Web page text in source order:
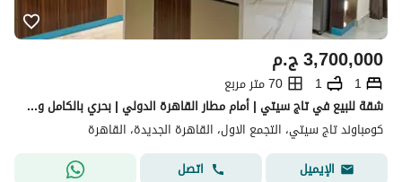
ج.م3,700,000
1
1
70 متر مربع
شقة للبيع في تاج سيتي | أمام مطار القاهرة الدولي | بحري بالكامل وفيو مفتوح
كومباوند تاج سيتي، التجمع الاول، القاهرة الجديدة، القاهرة
الإيميل
اتصل